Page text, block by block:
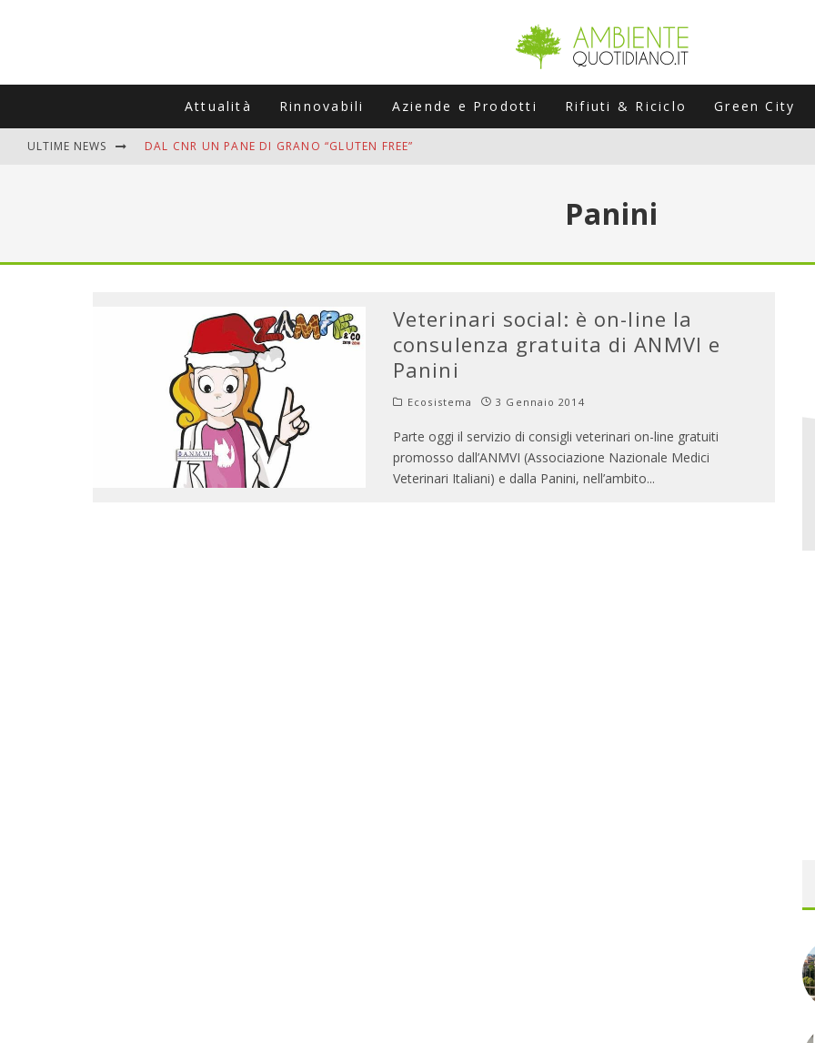
Attualità Rinnovabili Aziende e Prodotti Rifiuti & Riciclo Green City
ULTIME NEWS DAL CNR UN PANE DI GRANO “GLUTEN FREE”
Panini
Veterinari social: è on-line la
consulenza gratuita di ANMVI e
Panini
Ecosistema 3 Gennaio 2014
Parte oggi il servizio di consigli veterinari on-line gratuiti
promosso dall’ANMVI (Associazione Nazionale Medici
Veterinari Italiani) e dalla Panini, nell’ambito...